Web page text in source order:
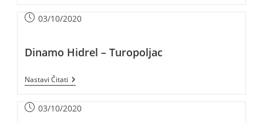
03/10/2020
Dinamo Hidrel – Turopoljac
Nastavi Čitati
03/10/2020